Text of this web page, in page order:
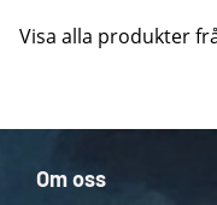
Visa alla produkter
Om oss